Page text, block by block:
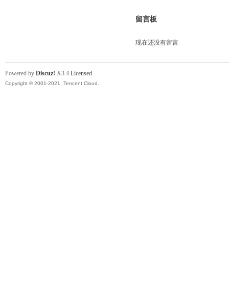
留言板
现在还没有留言
Powered by Discuz! X3.4 Licensed
Copyright © 2001-2021, Tencent Cloud.